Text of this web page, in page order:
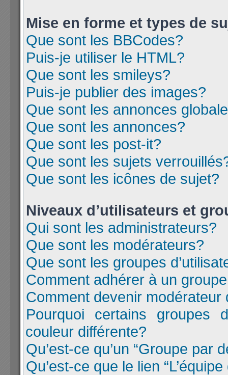
Mise en forme et types de
Que sont les BBCodes?
Puis-je utiliser le HTML?
Que sont les smileys?
Puis-je publier des images?
Que sont les annonces
Que sont les annonces?
Que sont les post-it?
Que sont les sujets
Que sont les icônes de sujet?
Niveaux d’utilisateurs et
Qui sont les administrateurs?
Que sont les modérateurs?
Que sont les groupes
Comment adhérer à un
Comment devenir modérateur
Pourquoi certains groupes
couleur différente?
Qu’est-ce qu’un “Groupe par
Qu’est-ce que le lien